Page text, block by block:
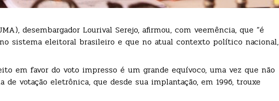
desembargador Lourival Serejo, afirmou, com veemência, que “é
sistema eleitoral brasileiro e que no atual contexto político nacional,
em favor do voto impresso é um grande equívoco, uma vez que não
votação eletrônica, que desde sua implantação, em 1996, trouxe